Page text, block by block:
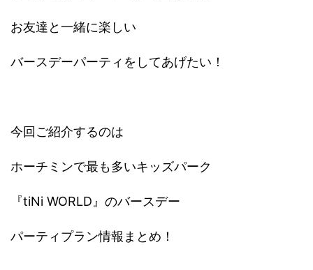
お友達と一緒に楽しい
バースデーパーティをしてあげたい！
今回ご紹介するのは
ホーチミンで最も多いキッズパーク
『tiNi WORLD』のバースデー
パーティプラン情報まとめ！